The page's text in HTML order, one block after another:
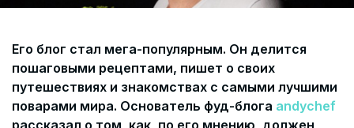
Его блог стал мега-популярным. Он делится
пошаговыми рецептами, пишет о своих
путешествиях и знакомствах с самыми лучшими
поварами мира. Основатель фуд-блога andychef
рассказал о том, как, по его мнению, должен